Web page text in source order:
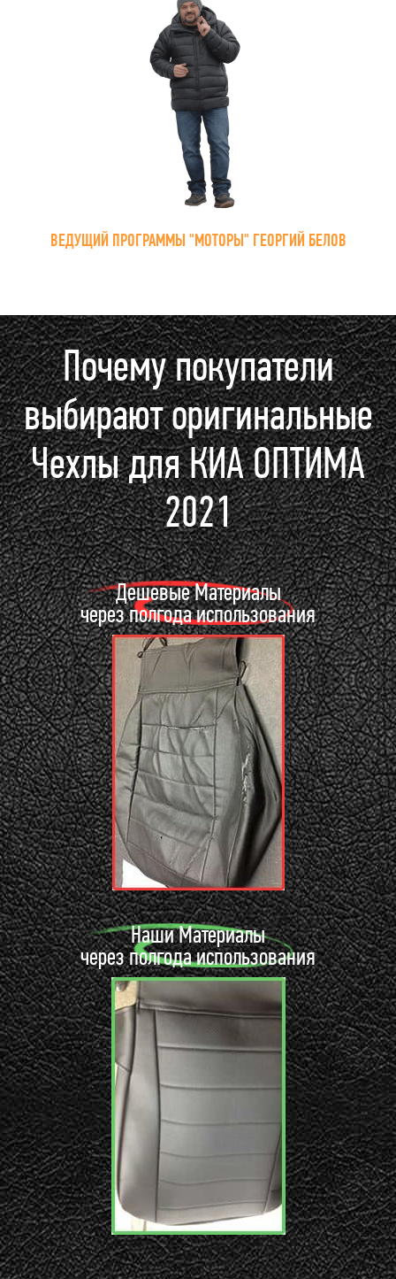
ВЕДУЩИЙ ПРОГРАММЫ "МОТОРЫ" ГЕОРГИЙ БЕЛОВ
Почему покупатели
выбирают оригинальные
Чехлы для КИА ОПТИМА
2021
Дешевые Материалы
через полгода использования
Наши Материалы
через полгода использования